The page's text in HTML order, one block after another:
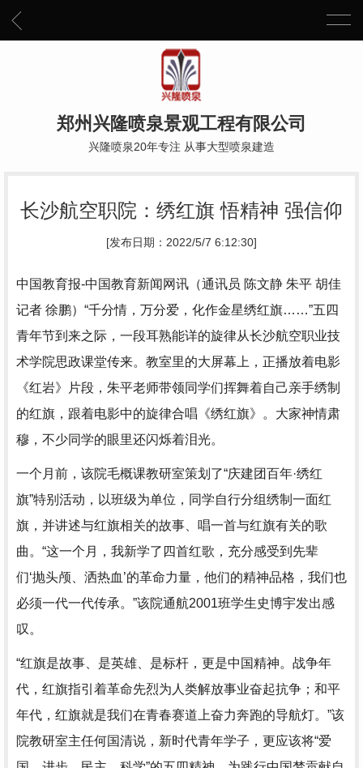
郑州兴隆喷泉景观工程有限公司
兴隆喷泉20年专注 从事大型喷泉建造
长沙航空职院：绣红旗 悟精神 强信仰
[发布日期：2022/5/7 6:12:30]
中国教育报-中国教育新闻网讯（通讯员 陈文静 朱平 胡佳
记者 徐鹏）“千分情，万分爱，化作金星绣红旗……”五四
青年节到来之际，一段耳熟能详的旋律从长沙航空职业技
术学院思政课堂传来。教室里的大屏幕上，正播放着电影
《红岩》片段，朱平老师带领同学们挥舞着自己亲手绣制
的红旗，跟着电影中的旋律合唱《绣红旗》。大家神情肃
穆，不少同学的眼里还闪烁着泪光。
一个月前，该院毛概课教研室策划了“庆建团百年·绣红
旗”特别活动，以班级为单位，同学自行分组绣制一面红
旗，并讲述与红旗相关的故事、唱一首与红旗有关的歌
曲。“这一个月，我新学了四首红歌，充分感受到先辈
们‘抛头颅、洒热血’的革命力量，他们的精神品格，我们也
必须一代一代传承。”该院通航2001班学生史博宇发出感
叹。
“红旗是故事、是英雄、是标杆，更是中国精神。战争年
代，红旗指引着革命先烈为人类解放事业奋起抗争；和平
年代，红旗就是我们在青春赛道上奋力奔跑的导航灯。”该
院教研室主任何国清说，新时代青年学子，更应该将“爱